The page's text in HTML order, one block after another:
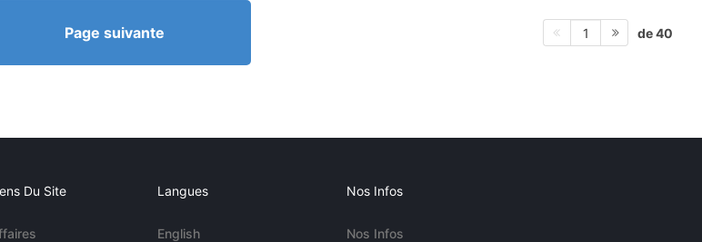
Page suivante 1 de 40
Du Site Langues
English
Nos Infos
Nos Infos